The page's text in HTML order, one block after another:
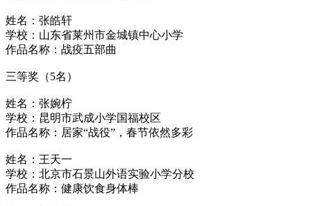
姓名：张皓轩
学校：山东省莱州市金城镇中心小学
作品名称：战疫五部曲
三等奖（5名）
姓名：张婉柠
学校：昆明市武成小学国福校区
作品名称：居家“战役”，春节依然多彩
姓名：王天一
学校：北京市石景山外语实验小学分校
作品名称：健康饮食身体棒